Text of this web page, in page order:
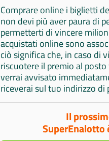
Comprare online i biglietti
non devi più aver paura di
permetterti di vincere
acquistati online sono
ciò significa che, in caso di
riscuotere il premio al
verrai avvisato
riceverai sul tuo indirizzo di
Il
SuperEnalotto